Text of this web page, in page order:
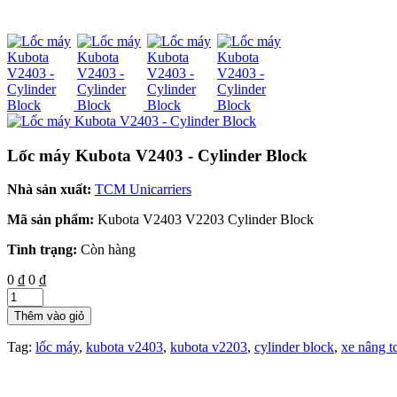
Lốc máy Kubota V2403 - Cylinder Block
Nhà sản xuất: TCM Unicarriers
Mã sản phẩm: Kubota V2403 V2203 Cylinder Block
Tình trạng: Còn hàng
0 ₫ 0 ₫
Thêm vào giỏ
Tag: lốc máy, kubota v2403, kubota v2203, cylinder block, xe nâng